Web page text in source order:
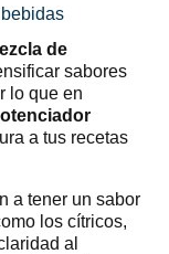
de
sabores
lo que en
a tus recetas
a tener un sabor
los cítricos,
al